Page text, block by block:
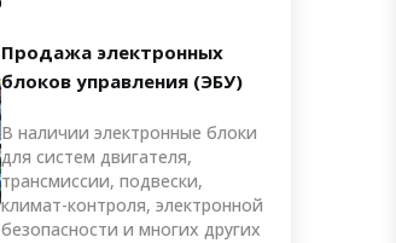
Продажа электронных
блоков управления (ЭБУ)
В наличии электронные блоки
для систем двигателя,
трансмиссии, подвески,
климат-контроля, электронной
безопасности и многих других